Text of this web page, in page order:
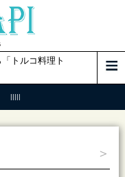
トルコ料理ト